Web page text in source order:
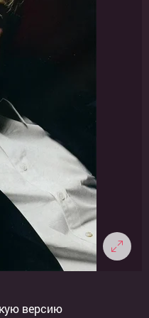
версию